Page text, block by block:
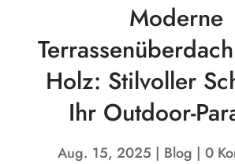
Moderne
Holz: Stilvoller
Ihr Outdoor-
Aug. 15, 2025 Blog 0